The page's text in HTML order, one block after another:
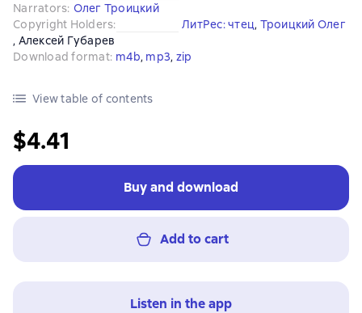
Narrators: Олег Троицкий
Copyright Holders: ЛитРес: чтец, Троицкий Олег
, Алексей Губарев
Download format: m4b, mp3, zip
View table of contents
$4.41
Buy and download
Add to cart
Listen in the app